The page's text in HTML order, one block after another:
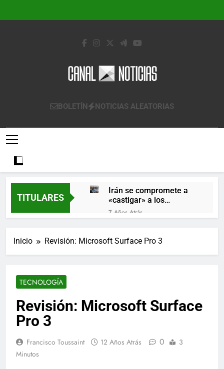
Canal Noticias
Canal Noticias
BOLETÍN NOTICIAS ALEATORIAS
TITULARES
Irán se compromete a
«castigar» a los
responsables de
derribar un avión
realizan arrestos
7 Años Atrás
Estados Unidos de
7 Años Atrás
Los últimos paquetes
restaurador, Carl Ruiz,
muere a los 44 años
7 Años Atrás
miembro de la familia
7 Años Atrás
Inicio Revisión: Microsoft Surface Pro 3
TECNOLOGÍA
Revisión: Microsoft Surface
Pro 3
Francisco Toussaint 12 Años Atrás 0
3
Minutos